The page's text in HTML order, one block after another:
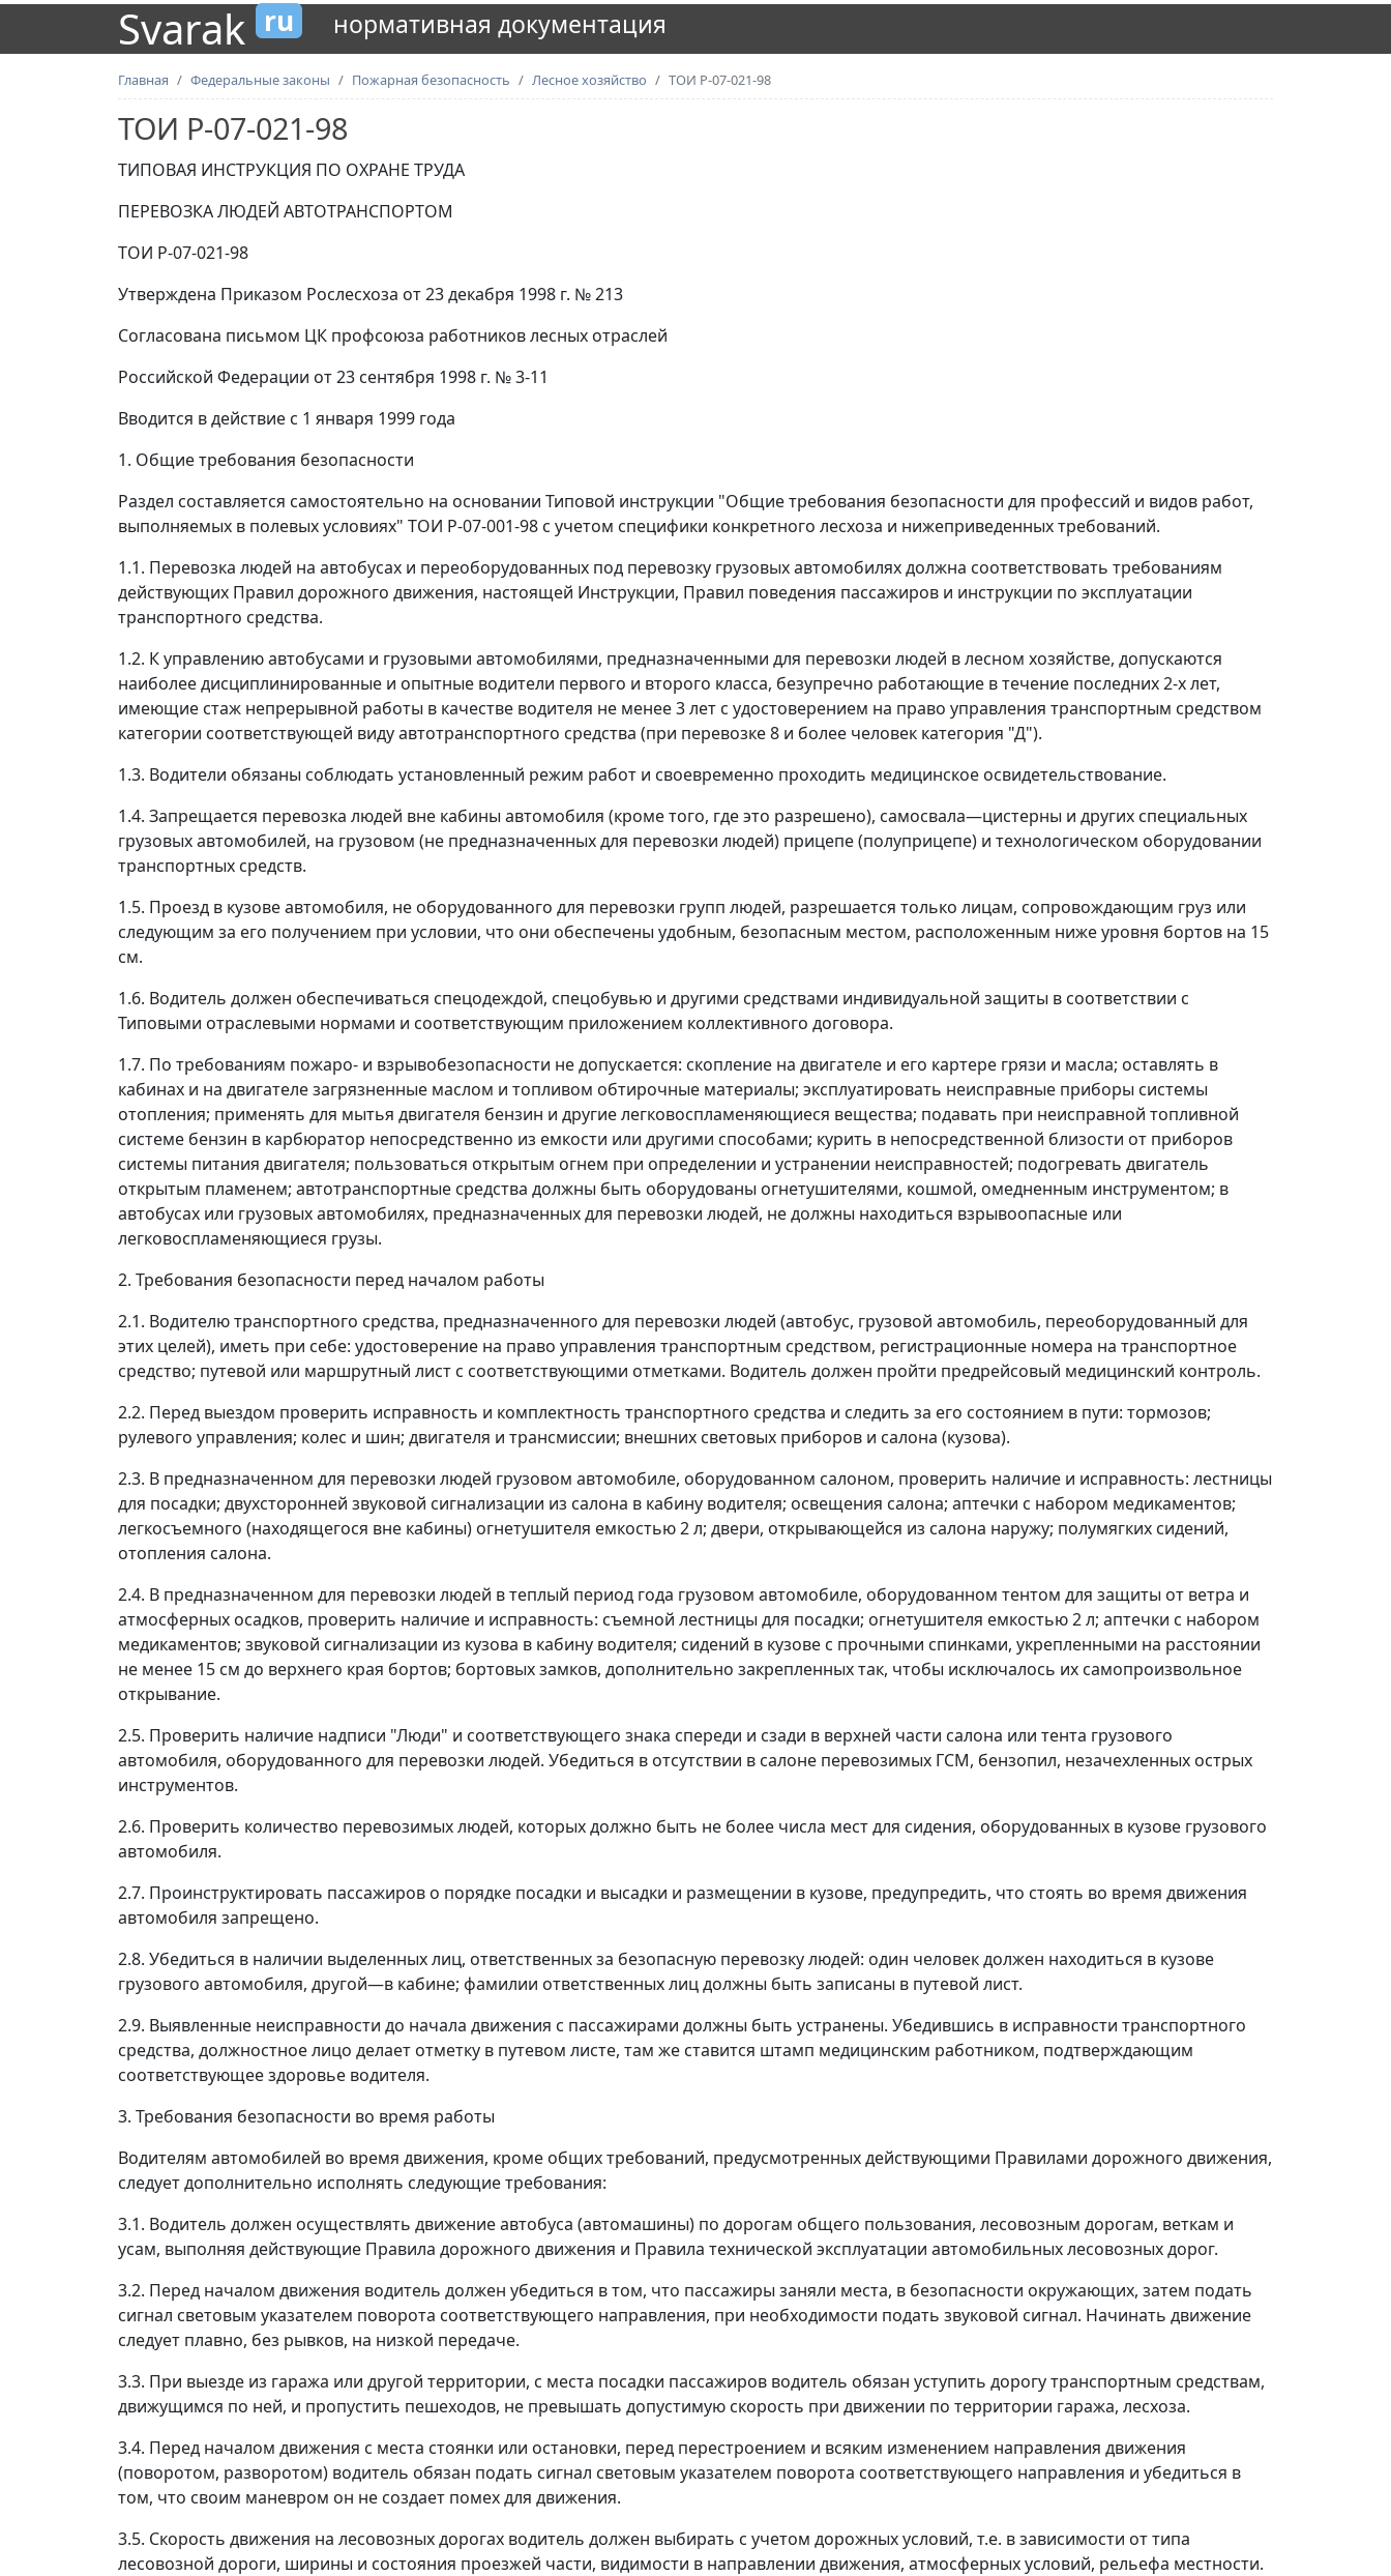
Svarak ru нормативная документация
Главная Федеральные законы Пожарная безопасность Лесное хозяйство ТОИ Р-07-021-98
ТОИ Р-07-021-98
ТИПОВАЯ ИНСТРУКЦИЯ ПО ОХРАНЕ ТРУДА
ПЕРЕВОЗКА ЛЮДЕЙ АВТОТРАНСПОРТОМ
ТОИ Р-07-021-98
Утверждена Приказом Рослесхоза от 23 декабря 1998 г. № 213
Согласована письмом ЦК профсоюза работников лесных отраслей
Российской Федерации от 23 сентября 1998 г. № 3-11
Вводится в действие с 1 января 1999 года
1. Общие требования безопасности
Раздел составляется самостоятельно на основании Типовой инструкции "Общие требования безопасности для профессий и видов работ,
выполняемых в полевых условиях" ТОИ Р-07-001-98 с учетом специфики конкретного лесхоза и нижеприведенных требований.
1.1. Перевозка людей на автобусах и переоборудованных под перевозку грузовых автомобилях должна соответствовать требованиям
действующих Правил дорожного движения, настоящей Инструкции, Правил поведения пассажиров и инструкции по эксплуатации
транспортного средства.
1.2. К управлению автобусами и грузовыми автомобилями, предназначенными для перевозки людей в лесном хозяйстве, допускаются
наиболее дисциплинированные и опытные водители первого и второго класса, безупречно работающие в течение последних 2-х лет,
имеющие стаж непрерывной работы в качестве водителя не менее 3 лет с удостоверением на право управления транспортным средством
категории соответствующей виду автотранспортного средства (при перевозке 8 и более человек категория "Д").
1.3. Водители обязаны соблюдать установленный режим работ и своевременно проходить медицинское освидетельствование.
1.4. Запрещается перевозка людей вне кабины автомобиля (кроме того, где это разрешено), самосвала—цистерны и других специальных
грузовых автомобилей, на грузовом (не предназначенных для перевозки людей) прицепе (полуприцепе) и технологическом оборудовании
транспортных средств.
1.5. Проезд в кузове автомобиля, не оборудованного для перевозки групп людей, разрешается только лицам, сопровождающим груз или
следующим за его получением при условии, что они обеспечены удобным, безопасным местом, расположенным ниже уровня бортов на 15
см.
1.6. Водитель должен обеспечиваться спецодеждой, спецобувью и другими средствами индивидуальной защиты в соответствии с
Типовыми отраслевыми нормами и соответствующим приложением коллективного договора.
1.7. По требованиям пожаро- и взрывобезопасности не допускается: скопление на двигателе и его картере грязи и масла; оставлять в
кабинах и на двигателе загрязненные маслом и топливом обтирочные материалы; эксплуатировать неисправные приборы системы
отопления; применять для мытья двигателя бензин и другие легковоспламеняющиеся вещества; подавать при неисправной топливной
системе бензин в карбюратор непосредственно из емкости или другими способами; курить в непосредственной близости от приборов
системы питания двигателя; пользоваться открытым огнем при определении и устранении неисправностей; подогревать двигатель
открытым пламенем; автотранспортные средства должны быть оборудованы огнетушителями, кошмой, омедненным инструментом; в
автобусах или грузовых автомобилях, предназначенных для перевозки людей, не должны находиться взрывоопасные или
легковоспламеняющиеся грузы.
2. Требования безопасности перед началом работы
2.1. Водителю транспортного средства, предназначенного для перевозки людей (автобус, грузовой автомобиль, переоборудованный для
этих целей), иметь при себе: удостоверение на право управления транспортным средством, регистрационные номера на транспортное
средство; путевой или маршрутный лист с соответствующими отметками. Водитель должен пройти предрейсовый медицинский контроль.
2.2. Перед выездом проверить исправность и комплектность транспортного средства и следить за его состоянием в пути: тормозов;
рулевого управления; колес и шин; двигателя и трансмиссии; внешних световых приборов и салона (кузова).
2.3. В предназначенном для перевозки людей грузовом автомобиле, оборудованном салоном, проверить наличие и исправность: лестницы
для посадки; двухсторонней звуковой сигнализации из салона в кабину водителя; освещения салона; аптечки с набором медикаментов;
легкосъемного (находящегося вне кабины) огнетушителя емкостью 2 л; двери, открывающейся из салона наружу; полумягких сидений,
отопления салона.
2.4. В предназначенном для перевозки людей в теплый период года грузовом автомобиле, оборудованном тентом для защиты от ветра и
атмосферных осадков, проверить наличие и исправность: съемной лестницы для посадки; огнетушителя емкостью 2 л; аптечки с набором
медикаментов; звуковой сигнализации из кузова в кабину водителя; сидений в кузове с прочными спинками, укрепленными на расстоянии
не менее 15 см до верхнего края бортов; бортовых замков, дополнительно закрепленных так, чтобы исключалось их самопроизвольное
открывание.
2.5. Проверить наличие надписи "Люди" и соответствующего знака спереди и сзади в верхней части салона или тента грузового
автомобиля, оборудованного для перевозки людей. Убедиться в отсутствии в салоне перевозимых ГСМ, бензопил, незачехленных острых
инструментов.
2.6. Проверить количество перевозимых людей, которых должно быть не более числа мест для сидения, оборудованных в кузове грузового
автомобиля.
2.7. Проинструктировать пассажиров о порядке посадки и высадки и размещении в кузове, предупредить, что стоять во время движения
автомобиля запрещено.
2.8. Убедиться в наличии выделенных лиц, ответственных за безопасную перевозку людей: один человек должен находиться в кузове
грузового автомобиля, другой—в кабине; фамилии ответственных лиц должны быть записаны в путевой лист.
2.9. Выявленные неисправности до начала движения с пассажирами должны быть устранены. Убедившись в исправности транспортного
средства, должностное лицо делает отметку в путевом листе, там же ставится штамп медицинским работником, подтверждающим
соответствующее здоровье водителя.
3. Требования безопасности во время работы
Водителям автомобилей во время движения, кроме общих требований, предусмотренных действующими Правилами дорожного движения,
следует дополнительно исполнять следующие требования:
3.1. Водитель должен осуществлять движение автобуса (автомашины) по дорогам общего пользования, лесовозным дорогам, веткам и
усам, выполняя действующие Правила дорожного движения и Правила технической эксплуатации автомобильных лесовозных дорог.
3.2. Перед началом движения водитель должен убедиться в том, что пассажиры заняли места, в безопасности окружающих, затем подать
сигнал световым указателем поворота соответствующего направления, при необходимости подать звуковой сигнал. Начинать движение
следует плавно, без рывков, на низкой передаче.
3.3. При выезде из гаража или другой территории, с места посадки пассажиров водитель обязан уступить дорогу транспортным средствам,
движущимся по ней, и пропустить пешеходов, не превышать допустимую скорость при движении по территории гаража, лесхоза.
3.4. Перед началом движения с места стоянки или остановки, перед перестроением и всяким изменением направления движения
(поворотом, разворотом) водитель обязан подать сигнал световым указателем поворота соответствующего направления и убедиться в
том, что своим маневром он не создает помех для движения.
3.5. Скорость движения на лесовозных дорогах водитель должен выбирать с учетом дорожных условий, т.е. в зависимости от типа
лесовозной дороги, ширины и состояния проезжей части, видимости в направлении движения, атмосферных условий, рельефа местности.